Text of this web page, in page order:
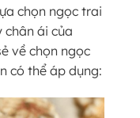
chọn ngọc trai
ái của
về chọn ngọc
có thể áp dụng: